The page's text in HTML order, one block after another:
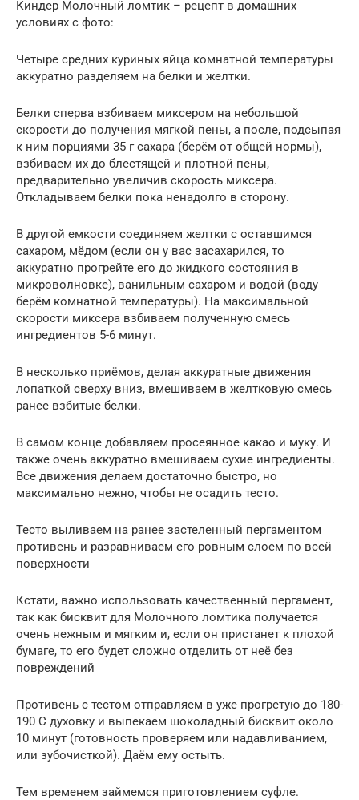
Киндер Молочный ломтик – рецепт в домашних
условиях с фото:
Четыре средних куриных яйца комнатной температуры
аккуратно разделяем на белки и желтки.
Белки сперва взбиваем миксером на небольшой
скорости до получения мягкой пены, а после, подсыпая
к ним порциями 35 г сахара (берём от общей нормы),
взбиваем их до блестящей и плотной пены,
предварительно увеличив скорость миксера.
Откладываем белки пока ненадолго в сторону.
В другой емкости соединяем желтки с оставшимся
сахаром, мёдом (если он у вас засахарился, то
аккуратно прогрейте его до жидкого состояния в
микроволновке), ванильным сахаром и водой (воду
берём комнатной температуры). На максимальной
скорости миксера взбиваем полученную смесь
ингредиентов 5-6 минут.
В несколько приёмов, делая аккуратные движения
лопаткой сверху вниз, вмешиваем в желтковую смесь
ранее взбитые белки.
В самом конце добавляем просеянное какао и муку. И
также очень аккуратно вмешиваем сухие ингредиенты.
Все движения делаем достаточно быстро, но
максимально нежно, чтобы не осадить тесто.
Тесто выливаем на ранее застеленный пергаментом
противень и разравниваем его ровным слоем по всей
поверхности
Кстати, важно использовать качественный пергамент,
так как бисквит для Молочного ломтика получается
очень нежным и мягким и, если он пристанет к плохой
бумаге, то его будет сложно отделить от неё без
повреждений
Противень с тестом отправляем в уже прогретую до 180-
190 С духовку и выпекаем шоколадный бисквит около
10 минут (готовность проверяем или надавливанием,
или зубочисткой). Даём ему остыть.
Тем временем займемся приготовлением суфле.